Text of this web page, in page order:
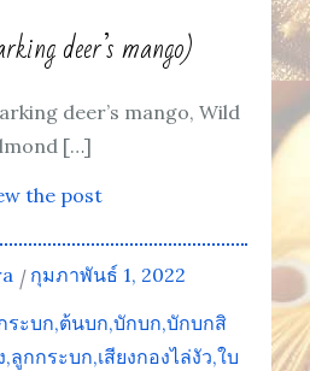
deer’s mango)
deer’s mango, Wild
[…]
the post
กุมภาพันธ์ 1, 2022
ระบก ต้นบก บักบก บักบกสิ
ลูกกระบก เสียงกองไล่งัว ใบ